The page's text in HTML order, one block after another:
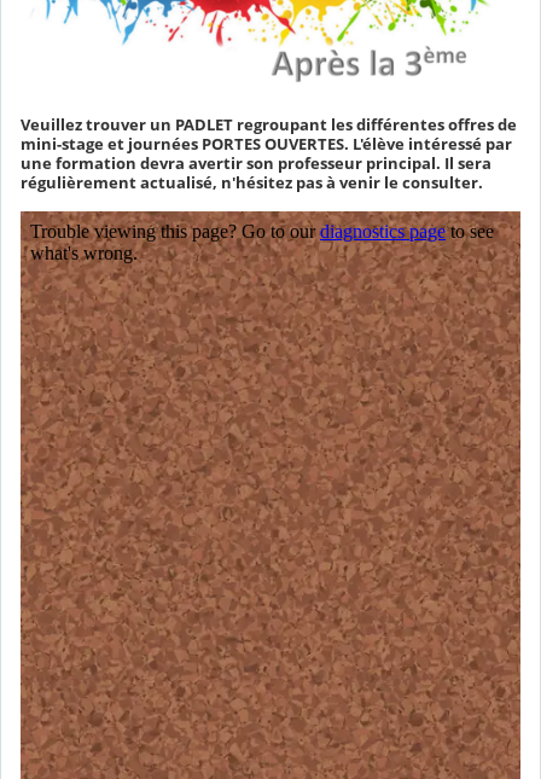
Veuillez trouver un PADLET regroupant les différentes offres de
mini-stage et journées PORTES OUVERTES. L'élève intéressé par
une formation devra avertir son professeur principal. Il sera
régulièrement actualisé, n'hésitez pas à venir le consulter.